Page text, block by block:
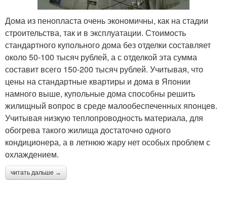
Дома из пенопласта очень экономичны, как на стадии
строительства, так и в эксплуатации. Стоимость
стандартного купольного дома без отделки составляет
около 50-100 тысяч рублей, а с отделкой эта сумма
составит всего 150-200 тысяч рублей. Учитывая, что
цены на стандартные квартиры и дома в Японии
намного выше, купольные дома способны решить
жилищный вопрос в среде малообеспеченных японцев.
Учитывая низкую теплопроводность материала, для
обогрева такого жилища достаточно одного
кондиционера, а в летнюю жару нет особых проблем с
охлаждением.
читать дальше →